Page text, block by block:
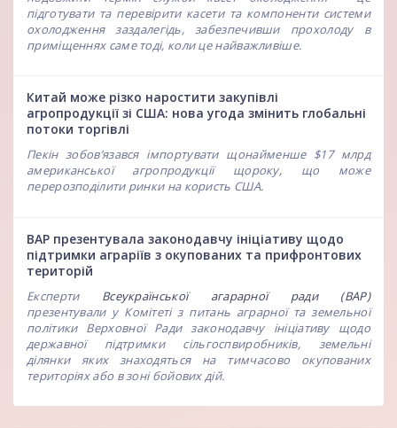
підготувати та перевірити касети та компоненти системи
охолодження заздалегідь, забезпечивши прохолоду в
приміщеннях саме тоді, коли це найважливіше.
Китай може різко наростити закупівлі
агропродукції зі США: нова угода змінить глобальні
потоки торгівлі
Пекін зобов’язався імпортувати щонайменше $17 млрд
американської агропродукції щороку, що може
перерозподілити ринки на користь США.
ВАР презентувала законодавчу ініціативу щодо
підтримки аграріїв з окупованих та прифронтових
територій
Експерти Всеукраїнської агарарної ради (ВАР)
презентували у Комітеті з питань аграрної та земельної
політики Верховної Ради законодавчу ініціативу щодо
державної підтримки сільгоспвиробників, земельні
ділянки яких знаходяться на тимчасово окупованих
територіях або в зоні бойових дій.